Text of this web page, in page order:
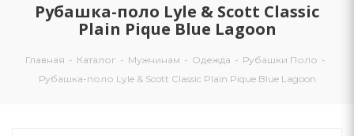
Рубашка-поло Lyle & Scott Classic
Plain Pique Blue Lagoon
Главная - Каталог - Мужчинам - Одежда - Рубашки Поло -
Рубашка-поло Lyle & Scott Classic Plain Pique Blue Lagoon